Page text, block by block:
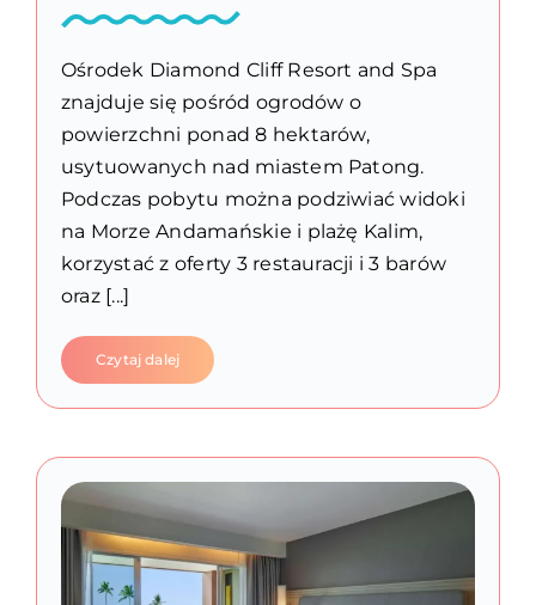
Ośrodek Diamond Cliff Resort and Spa
znajduje się pośród ogrodów o
powierzchni ponad 8 hektarów,
usytuowanych nad miastem Patong.
Podczas pobytu można podziwiać widoki
na Morze Andamańskie i plażę Kalim,
korzystać z oferty 3 restauracji i 3 barów
oraz [...]
Czytaj dalej